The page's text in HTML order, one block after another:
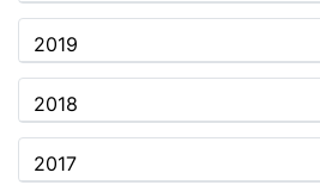
2019
2018
2017